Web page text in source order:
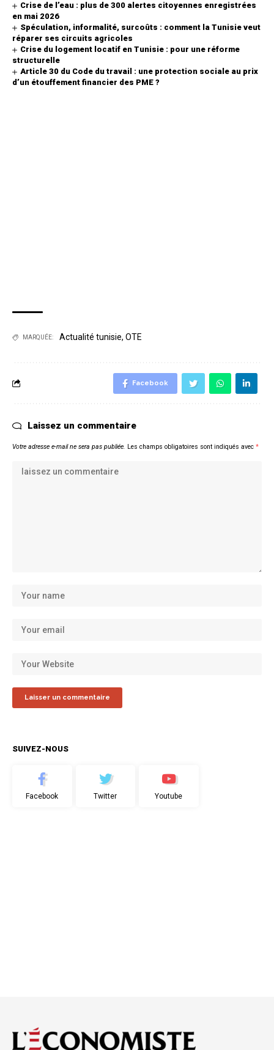
Crise de l’eau : plus de 300 alertes citoyennes enregistrées
en mai 2026
Spéculation, informalité, surcoûts : comment la Tunisie veut
réparer ses circuits agricoles
Crise du logement locatif en Tunisie : pour une réforme
structurelle
Article 30 du Code du travail : une protection sociale au prix
d’un étouffement financier des PME ?
MARQUÉE: Actualité tunisie, OTE
Facebook
Laissez un commentaire
Votre adresse e-mail ne sera pas publiée. Les champs obligatoires sont indiqués avec *
SUIVEZ-NOUS
Facebook Twitter Youtube